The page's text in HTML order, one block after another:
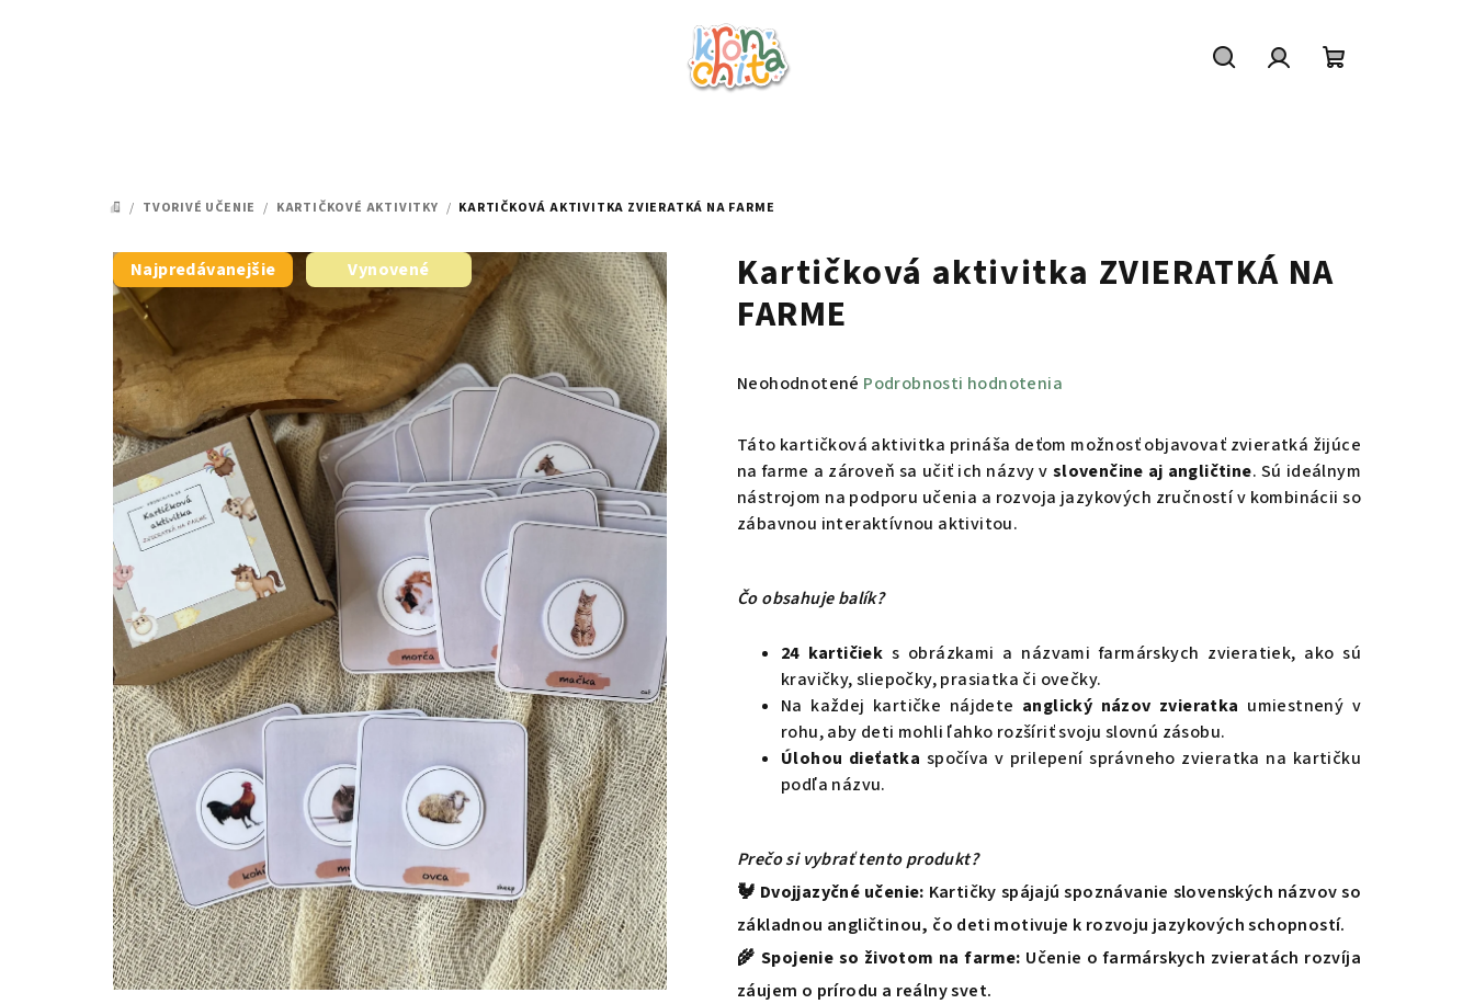
DOMOV
/ TVORIVÉ UČENIE / KARTIČKOVÉ AKTIVITKY / KARTIČKOVÁ AKTIVITKA ZVIERATKÁ NA FARME
Kartičková aktivitka ZVIERATKÁ NA
FARME
Priemerné
produktu
0,0
Neohodnotené Podrobnosti hodnotenia
Táto kartičková aktivitka prináša deťom možnosť objavovať zvieratká žijúce
na farme a zároveň sa učiť ich názvy v slovenčine aj angličtine. Sú ideálnym
nástrojom na podporu učenia a rozvoja jazykových zručností v kombinácii so
zábavnou interaktívnou aktivitou.
Čo obsahuje balík?
24 kartičiek s obrázkami a názvami farmárskych zvieratiek, ako sú
kravičky, sliepočky, prasiatka či ovečky.
Na každej kartičke nájdete anglický názov zvieratka umiestnený v
rohu, aby deti mohli ľahko rozšíriť svoju slovnú zásobu.
Úlohou dieťatka spočíva v prilepení správneho zvieratka na kartičku
podľa názvu.
Prečo si vybrať tento produkt?
🐓 Dvojjazyčné učenie: Kartičky spájajú spoznávanie slovenských názvov so
základnou angličtinou, čo deti motivuje k rozvoju jazykových schopností.
🌾 Spojenie so životom na farme: Učenie o farmárskych zvieratách rozvíja
záujem o prírodu a reálny svet.
Najpredávanejšie Vynovené